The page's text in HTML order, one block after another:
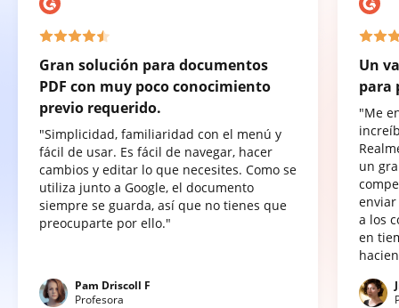
Gran solución para documentos
PDF con muy poco conocimiento
previo requerido.
"Simplicidad, familiaridad con el menú y
fácil de usar. Es fácil de navegar, hacer
cambios y editar lo que necesites. Como se
utiliza junto a Google, el documento
siempre se guarda, así que no tienes que
preocuparte por ello."
Pam Driscoll F
Profesora
Un
para
"Me
un
a los
en